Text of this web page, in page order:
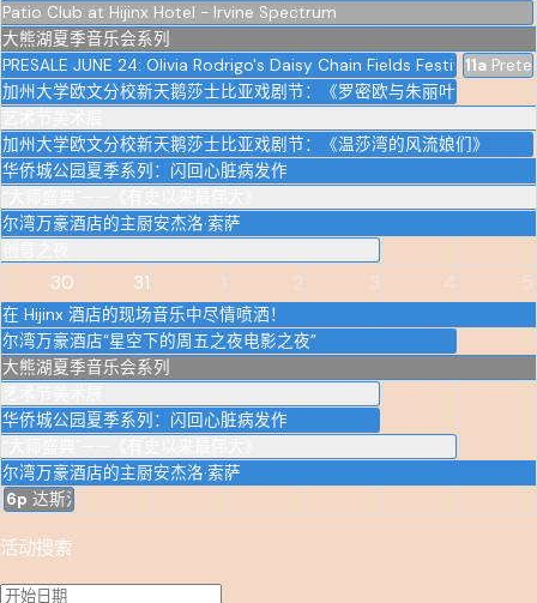
Patio Club at Hijinx Hotel - Irvine Spectrum
大熊湖夏季音乐会系列
PRESALE JUNE 24: Olivia Rodrigo's Daisy Chain Fields Festival11a
加州大学欧文分校新天鹅莎士比亚戏剧节：《罗密欧与朱丽叶》
加州大学欧文分校新天鹅莎士比亚戏剧节：《温莎湾的风流娘们》
华侨城公园夏季系列：闪回心脏病发作
尔湾万豪酒店的主厨安杰洛·索萨
30 31
在 Hijinx 酒店的现场音乐中尽情喷洒！
尔湾万豪酒店“星空下的周五之夜电影之夜”
大熊湖夏季音乐会系列
华侨城公园夏季系列：闪回心脏病发作
尔湾万豪酒店的主厨安杰洛·索萨
6p 达斯汀-尼克森在尔湾即兴表演
活动搜索